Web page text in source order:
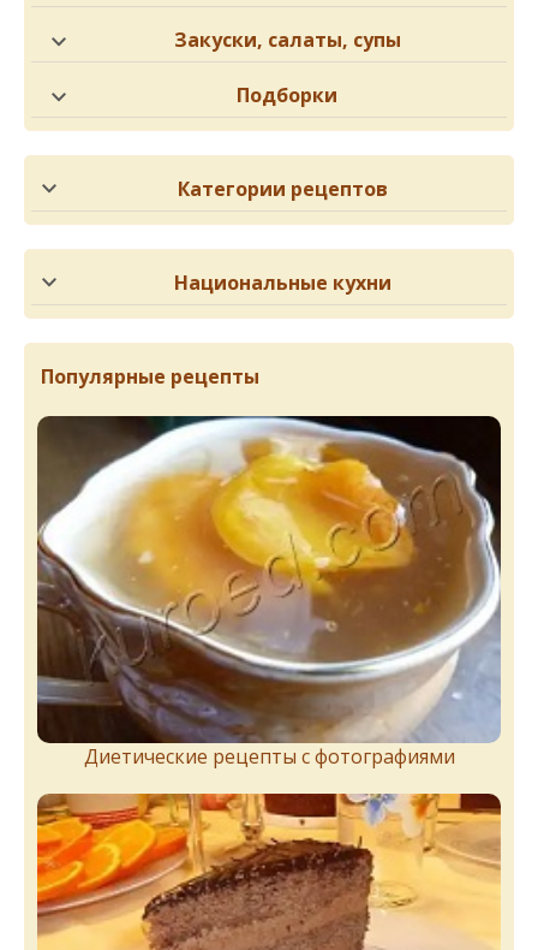
Закуски, салаты, супы
Подборки
Категории рецептов
Национальные кухни
Популярные рецепты
Диетические рецепты с фотографиями